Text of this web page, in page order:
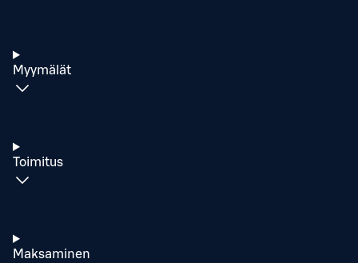
Myymälät
Toimitus
Maksaminen